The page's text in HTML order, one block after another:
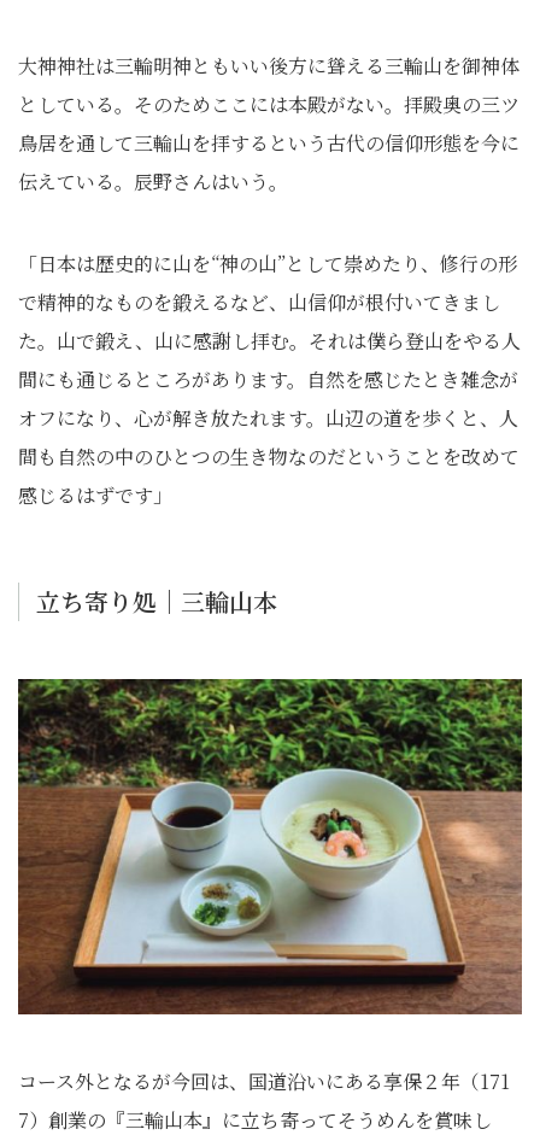
大神神社は三輪明神ともいい後方に聳える三輪山を御神体
としている。そのためここには本殿がない。拝殿奥の三ツ
鳥居を通して三輪山を拝するという古代の信仰形態を今に
伝えている。辰野さんはいう。
「日本は歴史的に山を“神の山”として崇めたり、修行の形
で精神的なものを鍛えるなど、山信仰が根付いてきまし
た。山で鍛え、山に感謝し拝む。それは僕ら登山をやる人
間にも通じるところがあります。自然を感じたとき雑念が
オフになり、心が解き放たれます。山辺の道を歩くと、人
間も自然の中のひとつの生き物なのだということを改めて
感じるはずです」
立ち寄り処｜三輪山本
コース外となるが今回は、国道沿いにある享保２年（171
7）創業の『三輪山本』に立ち寄ってそうめんを賞味し